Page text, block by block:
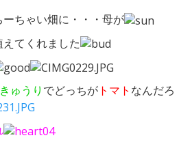
ちゃい畑に・・・母が
てくれました
きゅうり でどっちが トマト なんだろ